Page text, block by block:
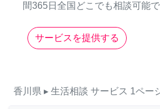
間365日全国どこでも相談可能で
サービスを提供する
香川県 ▸ 生活相談 サービス 1ペー